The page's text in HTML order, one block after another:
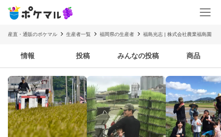
産直・通販のポケマル 生産者一覧 福岡県の生産者 福島光志 | 株式会社農業福島園
情報 投稿 みんなの投稿 商品